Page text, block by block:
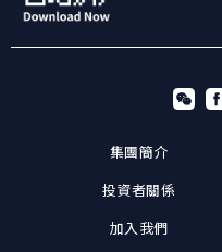
集團簡介
投資者關係
加入我們